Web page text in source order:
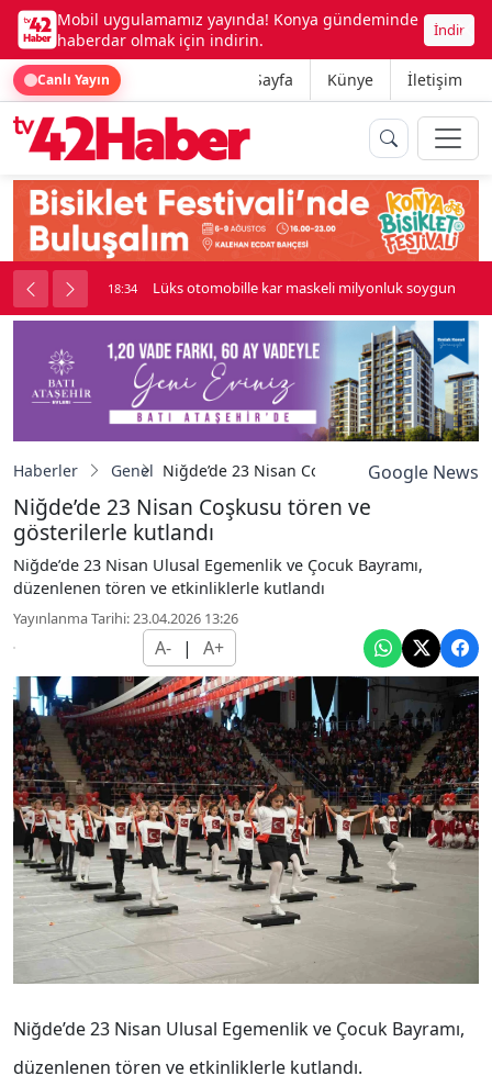
Mobil uygulamamız yayında! Konya gündeminde
haberdar olmak için indirin.
İndir
Canlı Yayın Ana Sayfa Künye İletişim
kavga çıktı 18:34 Lüks otomobille kar maskeli milyonluk soygun
Haberler Genel Niğde’de 23 Nisan Coşkusu tören ve
Google News
Niğde’de 23 Nisan Coşkusu tören ve
gösterilerle kutlandı
Niğde’de 23 Nisan Ulusal Egemenlik ve Çocuk Bayramı,
düzenlenen tören ve etkinliklerle kutlandı
Yayınlanma Tarihi: 23.04.2026 13:26
A- | A+
Niğde’de 23 Nisan Ulusal Egemenlik ve Çocuk Bayramı,
düzenlenen tören ve etkinliklerle kutlandı.